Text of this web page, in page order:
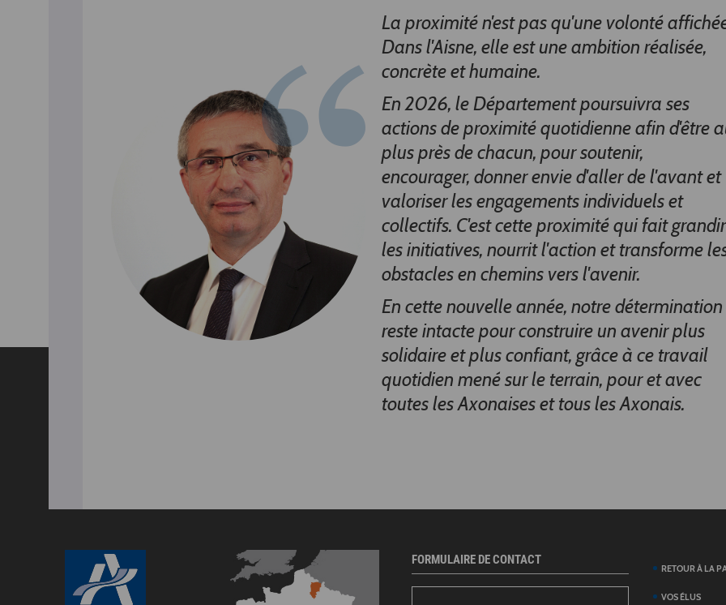
La proximité n'est pas qu'une volonté
Dans l'Aisne, elle est une ambition réalisée,
concrète et humaine.
En 2026, le Département poursuivra ses
actions de proximité quotidienne afin d'être
plus près de chacun, pour soutenir,
encourager, donner envie d'aller de l'avant et
valoriser les engagements individuels et
collectifs. C'est cette proximité qui fait grandir
les initiatives, nourrit l'action et transforme
obstacles en chemins vers l'avenir.
En cette nouvelle année, notre détermination
reste intacte pour construire un avenir plus
solidaire et plus confiant, grâce à ce travail
quotidien mené sur le terrain, pour et avec
toutes les Axonaises et tous les Axonais.
FORMULAIRE DE CONTACT
RETOUR À LA
VOS ÉLUS